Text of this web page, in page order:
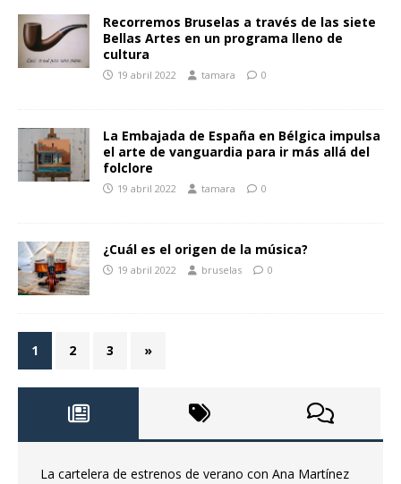
Recorremos Bruselas a través de las siete
Bellas Artes en un programa lleno de
cultura
19 abril 2022 tamara 0
La Embajada de España en Bélgica impulsa
el arte de vanguardia para ir más allá del
folclore
19 abril 2022 tamara 0
¿Cuál es el origen de la música?
19 abril 2022 bruselas 0
1 2 3 »
La cartelera de estrenos de verano con Ana Martínez